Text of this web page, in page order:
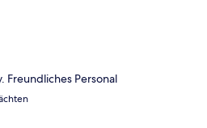
Freundliches Personal